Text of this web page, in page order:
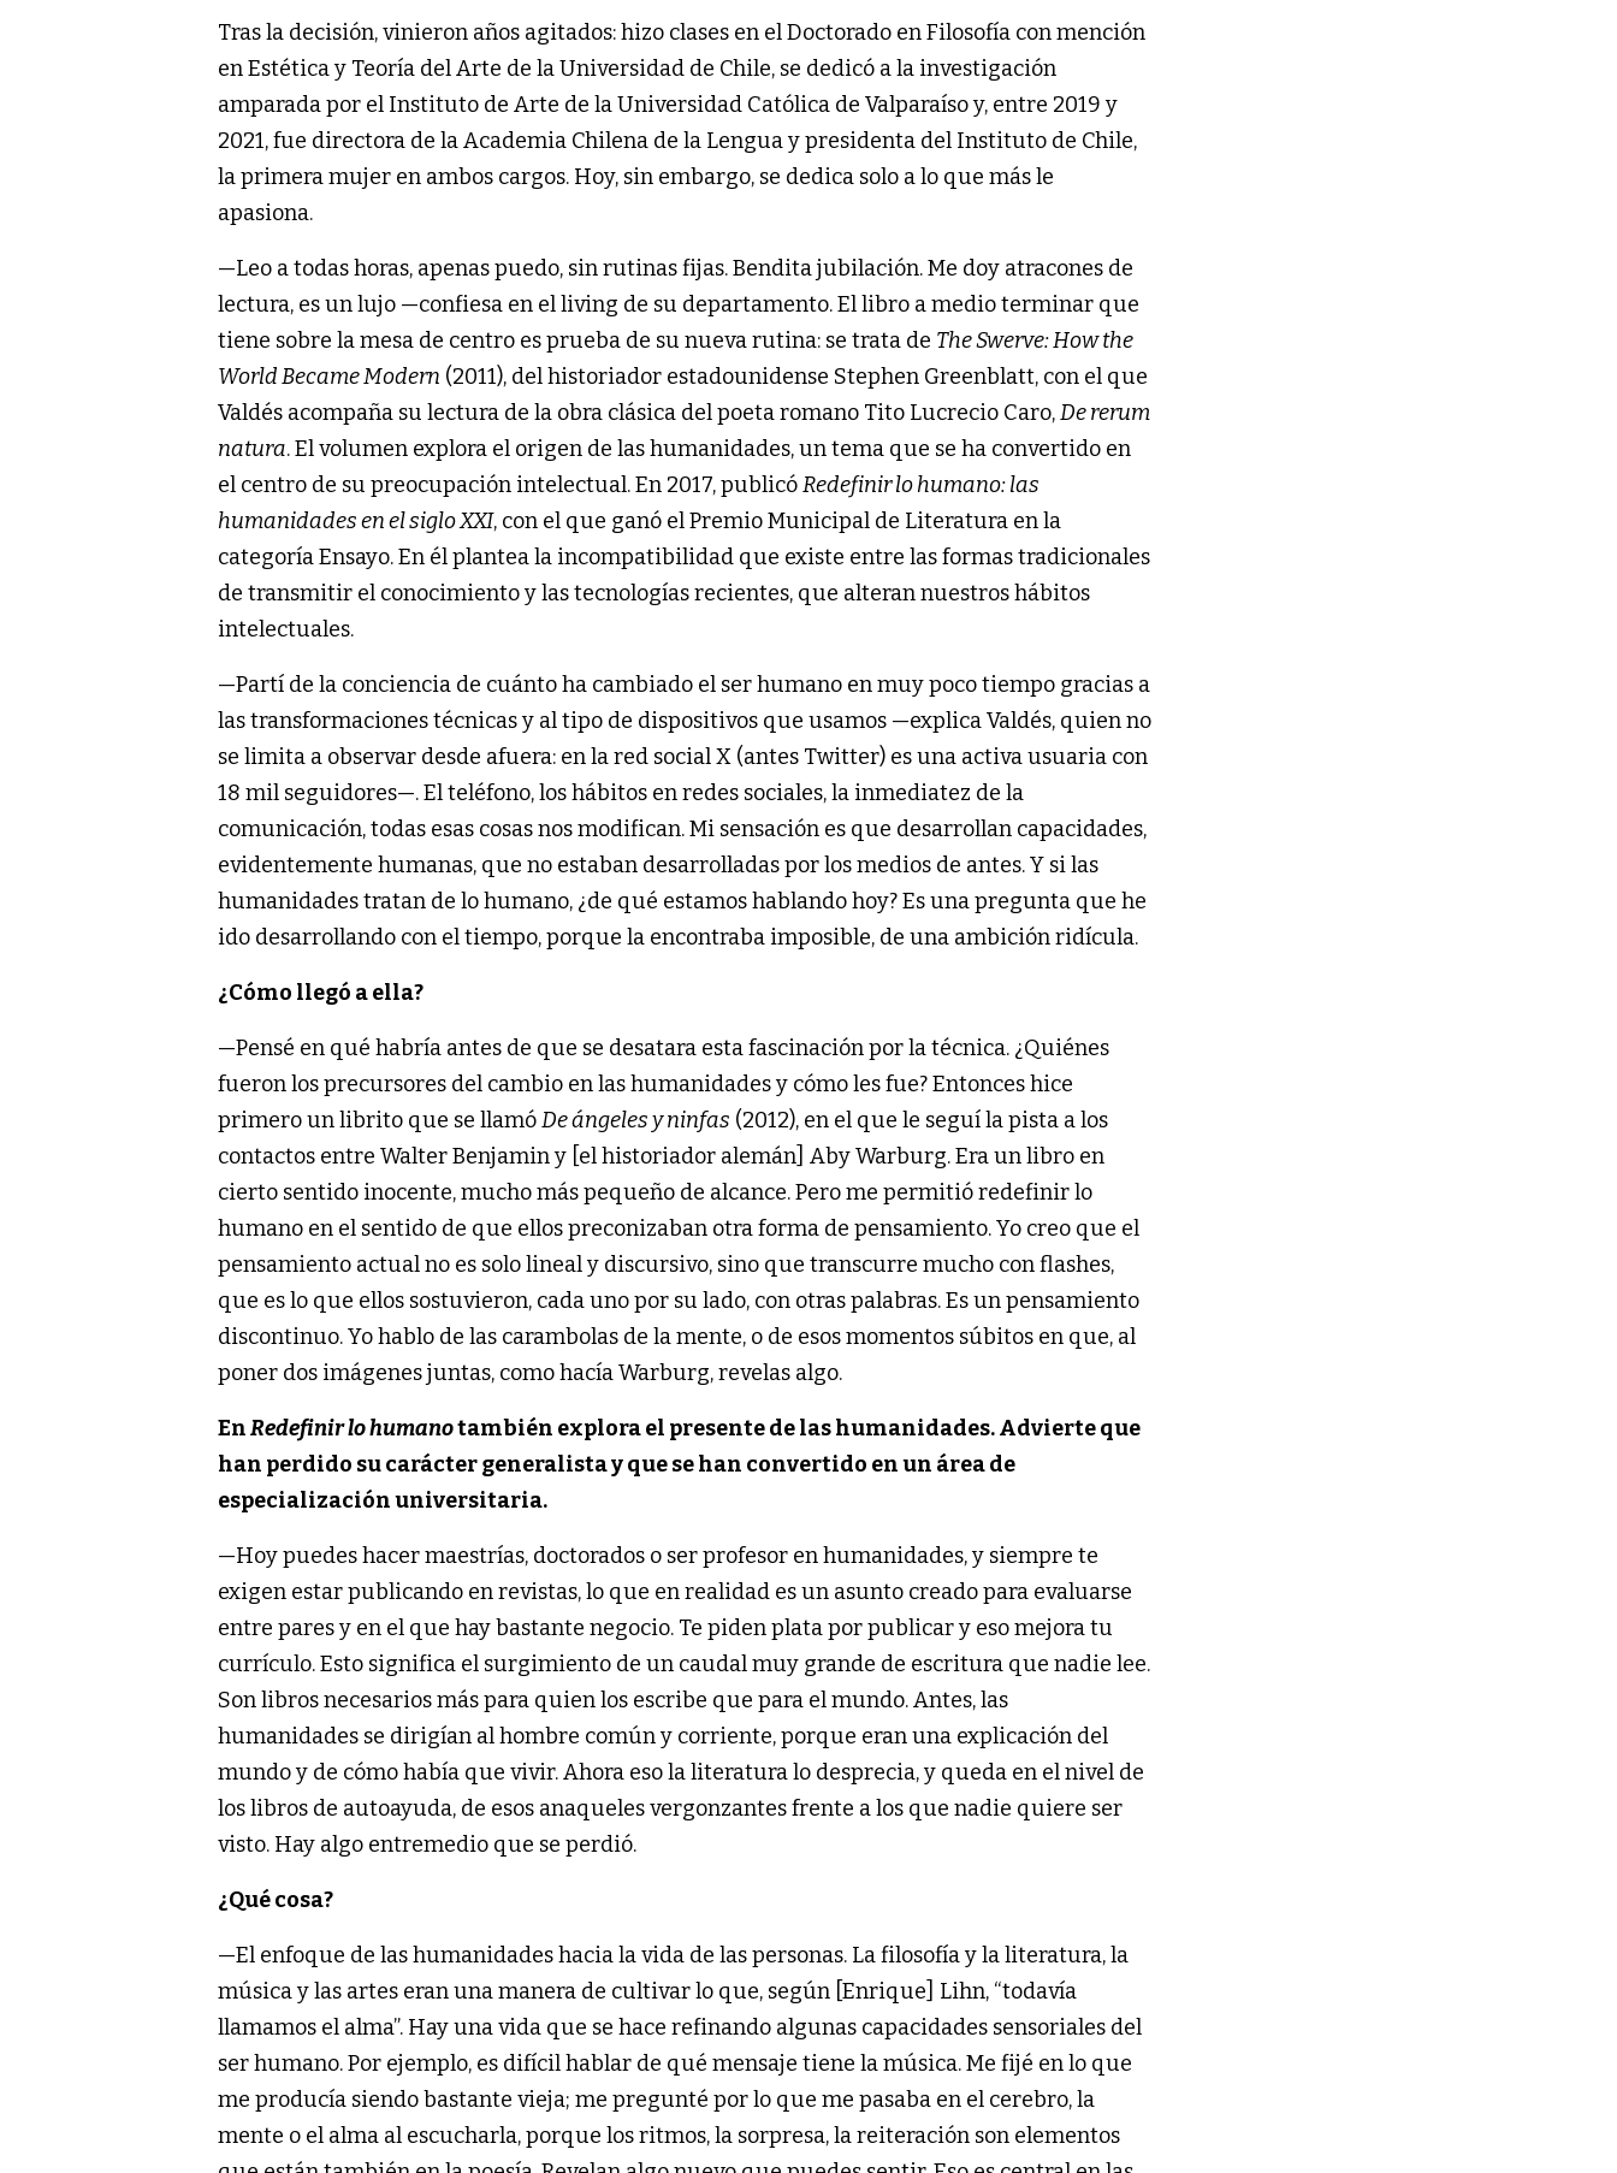
Tras la decisión, vinieron años agitados: hizo clases en el Doctorado en Filosofía con mención
en Estética y Teoría del Arte de la Universidad de Chile, se dedicó a la investigación
amparada por el Instituto de Arte de la Universidad Católica de Valparaíso y, entre 2019 y
2021, fue directora de la Academia Chilena de la Lengua y presidenta del Instituto de Chile,
la primera mujer en ambos cargos. Hoy, sin embargo, se dedica solo a lo que más le
apasiona.
—Leo a todas horas, apenas puedo, sin rutinas fijas. Bendita jubilación. Me doy atracones de
lectura, es un lujo —confiesa en el living de su departamento. El libro a medio terminar que
tiene sobre la mesa de centro es prueba de su nueva rutina: se trata de The Swerve: How the
World Became Modern (2011), del historiador estadounidense Stephen Greenblatt, con el que
Valdés acompaña su lectura de la obra clásica del poeta romano Tito Lucrecio Caro,De rerum
natura. El volumen explora el origen de las humanidades, un tema que se ha convertido en
el centro de su preocupación intelectual. En 2017, publicóRedefinir lo humano: las
humanidades en el siglo XXI, con el que ganó el Premio Municipal de Literatura en la
categoría Ensayo. En él plantea la incompatibilidad que existe entre las formas tradicionales
de transmitir el conocimiento y las tecnologías recientes, que alteran nuestros hábitos
intelectuales.
—Partí de la conciencia de cuánto ha cambiado el ser humano en muy poco tiempo gracias a
las transformaciones técnicas y al tipo de dispositivos que usamos —explica Valdés, quien no
se limita a observar desde afuera: en la red social X (antes Twitter) es una activa usuaria con
18 mil seguidores—. El teléfono, los hábitos en redes sociales, la inmediatez de la
comunicación, todas esas cosas nos modifican. Mi sensación es que desarrollan capacidades,
evidentemente humanas, que no estaban desarrolladas por los medios de antes. Y si las
humanidades tratan de lo humano, ¿de qué estamos hablando hoy? Es una pregunta que he
ido desarrollando con el tiempo, porque la encontraba imposible, de una ambición ridícula.
¿Cómo llegó a ella?
—Pensé en qué habría antes de que se desatara esta fascinación por la técnica. ¿Quiénes
fueron los precursores del cambio en las humanidades y cómo les fue? Entonces hice
primero un librito que se llamóDe ángeles y ninfas (2012), en el que le seguí la pista a los
contactos entre Walter Benjamin y [el historiador alemán] Aby Warburg. Era un libro en
cierto sentido inocente, mucho más pequeño de alcance. Pero me permitió redefinir lo
humano en el sentido de que ellos preconizaban otra forma de pensamiento. Yo creo que el
pensamiento actual no es solo lineal y discursivo, sino que transcurre mucho con flashes,
que es lo que ellos sostuvieron, cada uno por su lado, con otras palabras. Es un pensamiento
discontinuo. Yo hablo de las carambolas de la mente, o de esos momentos súbitos en que, al
poner dos imágenes juntas, como hacía Warburg, revelas algo.
EnRedefinir lo humanotambién explora el presente de las humanidades. Advierte que
han perdido su carácter generalista y que se han convertido en un área de
especialización universitaria.
—Hoy puedes hacer maestrías, doctorados o ser profesor en humanidades, y siempre te
exigen estar publicando en revistas, lo que en realidad es un asunto creado para evaluarse
entre pares y en el que hay bastante negocio. Te piden plata por publicar y eso mejora tu
currículo. Esto significa el surgimiento de un caudal muy grande de escritura que nadie lee.
Son libros necesarios más para quien los escribe que para el mundo. Antes, las
humanidades se dirigían al hombre común y corriente, porque eran una explicación del
mundo y de cómo había que vivir. Ahora eso la literatura lo desprecia, y queda en el nivel de
los libros de autoayuda, de esos anaqueles vergonzantes frente a los que nadie quiere ser
visto. Hay algo entremedio que se perdió.
¿Qué cosa?
—El enfoque de las humanidades hacia la vida de las personas. La filosofía y la literatura, la
música y las artes eran una manera de cultivar lo que, según [Enrique] Lihn, “todavía
llamamos el alma”. Hay una vida que se hace refinando algunas capacidades sensoriales del
ser humano. Por ejemplo, es difícil hablar de qué mensaje tiene la música. Me fijé en lo que
me producía siendo bastante vieja; me pregunté por lo que me pasaba en el cerebro, la
mente o el alma al escucharla, porque los ritmos, la sorpresa, la reiteración son elementos